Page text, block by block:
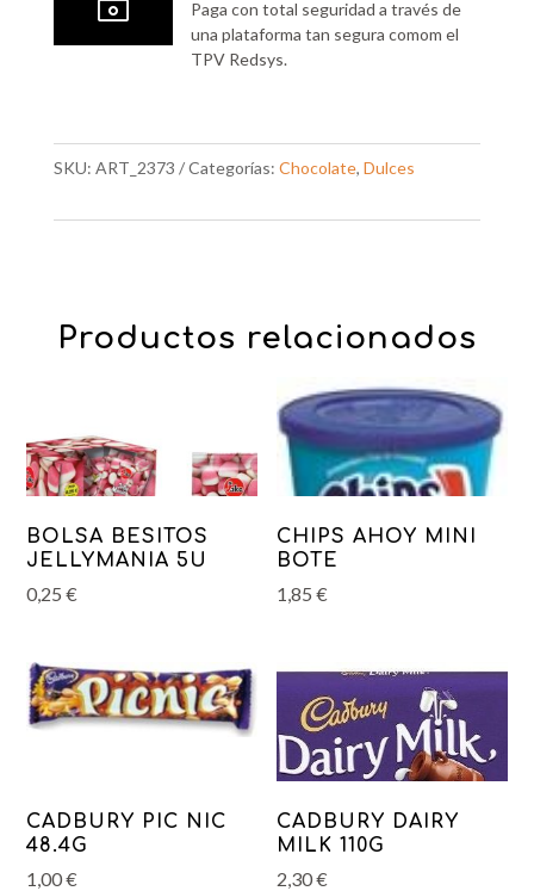
Paga con total seguridad a través de
una plataforma tan segura comom el
TPV Redsys.
SKU: ART_2373 Categorías: Chocolate, Dulces
Productos relacionados
BOLSA BESITOS
JELLYMANIA 5U
0,25€
CHIPS AHOY MINI
BOTE
1,85€
CADBURY PIC NIC
48.4G
1,00€
CADBURY DAIRY
MILK 110G
2,30€